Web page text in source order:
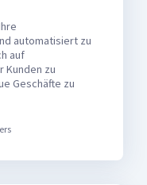
automatisiert zu
auf
Kunden zu
Geschäfte zu